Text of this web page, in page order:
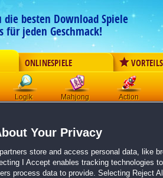
besten Download Spiele
für jeden Geschmack!
ONLINESPIELE
Logik Mahjong Action
Download wird automatisch
Daydream Mosaics 5: Crimson Veil
Größe 411.8 MB
Einen Moment bitte, dein Spiel wird in5 Sekunden
Your Privacy
partners store and access personal data, like
I Accept enables tracking technologies
process data to provide. Selecting Reject